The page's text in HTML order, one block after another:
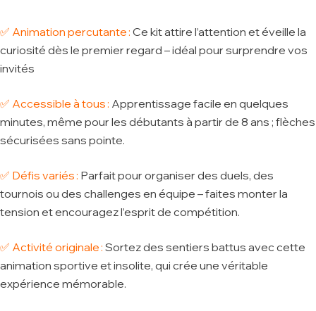
✅ Animation percutante: Ce kit attire l’attention et éveille la
curiosité dès le premier regard – idéal pour surprendre vos
invités
✅ Accessible à tous: Apprentissage facile en quelques
minutes, même pour les débutants à partir de 8 ans ; flèches
sécurisées sans pointe.
✅ Défis variés: Parfait pour organiser des duels, des
tournois ou des challenges en équipe – faites monter la
tension et encouragez l’esprit de compétition.
✅ Activité originale: Sortez des sentiers battus avec cette
animation sportive et insolite, qui crée une véritable
expérience mémorable.